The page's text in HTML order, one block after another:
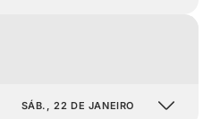
SÁB., 22 DE JANEIRO